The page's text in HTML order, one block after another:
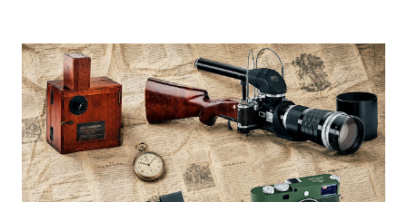
chụp nghệ nhân đóng giày Trịnh Ngọc của nhiếp ảnh gia
Trần Việt Văn cũng từng xuất bản trên web Private Photo
Revie w (Pháp), tạp chí Fstop (Mỹ) và đoạt giải Nhất cuộc
thi ảnh quốc tế lần thứ VII Concurso International De
Fotografia Alicante (Tây Ban Nha). Anh cũng là nhiếp ảnh
gia Việt Nam duy nhất đoạt giải PX3 của Pháp trong 8 năm